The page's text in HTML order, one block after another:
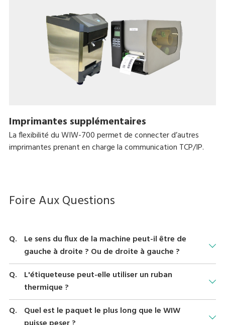
Imprimantes supplémentaires
La flexibilité du WIW-700 permet de connecter d’autres
imprimantes prenant en charge la communication TCP/IP.
Foire Aux Questions
Le sens du flux de la machine peut-il être de
gauche à droite ? Ou de droite à gauche ?
La machine peut être construite pour chaque direction de flux.
L'étiqueteuse peut-elle utiliser un ruban
thermique ?
Un kit de ruban de transfert thermique peut être installé sur une
étiqueteuse classique pour permettre l'utilisation de ruban
Quel est le paquet le plus long que le WIW